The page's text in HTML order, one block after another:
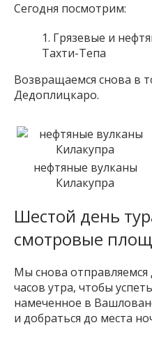
Сегодня посмотрим:
Грязевые и
Тахти-Тепа
Возвращаемся снова в
Дедоплицкаро.
нефтяные вулканы
Килакупра
Шестой день
смотровые
Мы снова отправляемся
часов утра, чтобы
намеченное в
и добраться до места